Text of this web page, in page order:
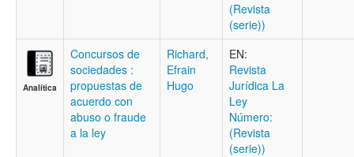
(Revista
(serie))
Analítica
Concursos de
sociedades :
propuestas de
acuerdo con
abuso o fraude
a la ley
Richard,
Efrain
Hugo
EN:
Revista
Jurídica La
Ley
Número:
(Revista
(serie))